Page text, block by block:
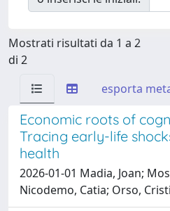
Mostrati risultati da 1 a 2
di 2
esporta
Economic roots of
Tracing early-life
health
2026-01-01 Madia, Joan;
Nicodemo, Catia; Orso,